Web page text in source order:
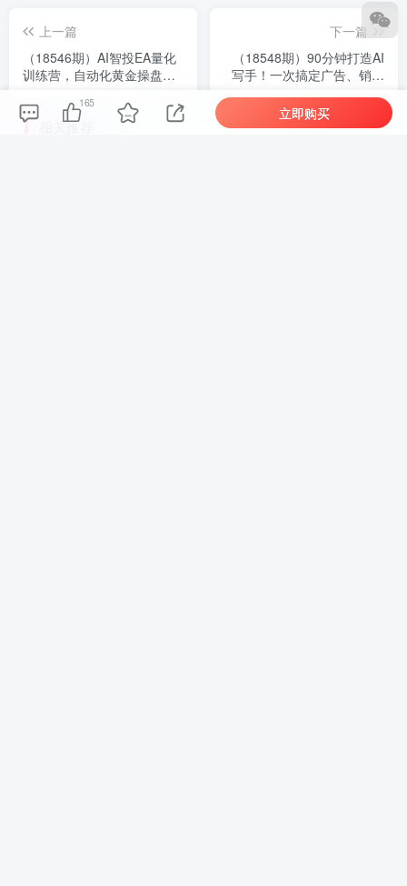
上一篇
（18546期）AI智投EA量化
训练营，自动化黄金操盘技
入2000+
下一篇
（18548期）90分钟打造AI
写手！一次搞定广告、销售
相关推荐
165
立即购买